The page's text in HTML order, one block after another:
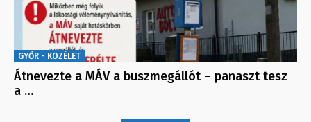
GYŐR - KÖZÉLET
Átnevezte a MÁV a buszmegállót – panaszt tesz
a …